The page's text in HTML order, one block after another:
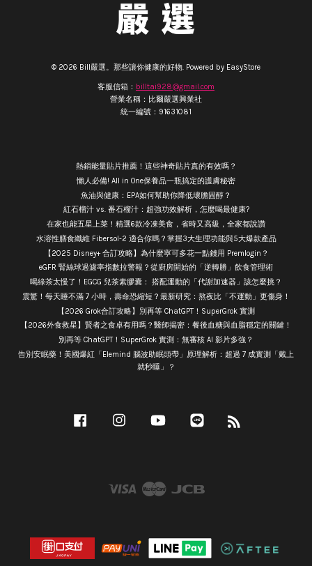
© 2026 Bill嚴選。那些讓你健康的好物. Powered by EasyStore
客服信箱： billtai928@gmail.com
營業名稱：比爾嚴選興業社
統一編號：91631081
熱銷能量貼片推薦！這些神奇貼片真的有效嗎？
懶人必備! All in One保養品一瓶搞定的護膚秘密
魚油與健康：EPA如何幫助你降低壞膽固醇？
紅石榴汁 vs. 番石榴汁：超強功效解析，怎麼喝最健康?
在家也能五星上菜！精選6款冷凍美食，省時又高級，全家都說讚
水溶性膳食纖維 Fibersol-2 適合你嗎？掌握3大生理功能與5大爆款產品
【2025 Disney+ 合訂攻略】為什麼寧可多花一點錢用 Premlogin？
eGFR 腎絲球過濾率指數拉警報？從廚房開始的「逆轉勝」飲食管理術
喝綠茶太慢了！EGCG 兒茶素膠囊： 搭配運動的「代謝加速器」該怎麼挑？
震驚！每天睡不滿 7 小時，壽命恐縮短？最新研究：熬夜比「不運動」更傷身！
【2026 Grok合訂攻略】別再等 ChatGPT！SuperGrok 實測
【2026外食救星】賢者之食卓有用嗎？醫師揭密：餐後血糖與血脂穩定的關鍵！
別再等 ChatGPT！SuperGrok 實測：無審核 AI 影片多強？
告別安眠藥！美國爆紅「Elemind 腦波助眠頭帶」原理解析：超過 7 成實測「戴上
就秒睡」？
Facebook Instagram YouTube
Visa Master